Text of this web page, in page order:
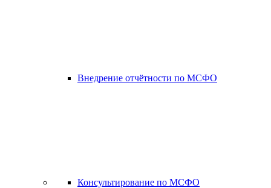
Внедрение отчётности по МСФО
Консультирование по МСФО